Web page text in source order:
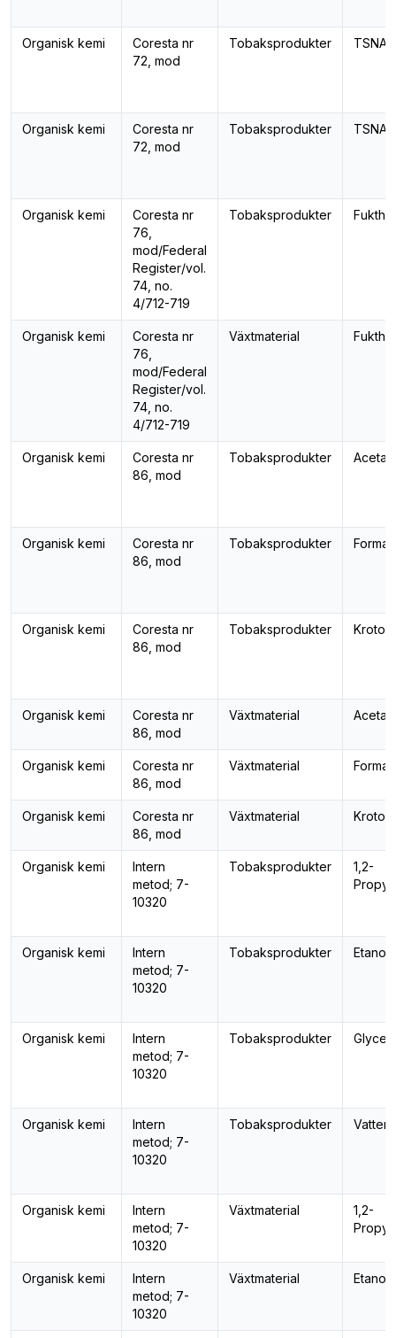
Organisk kemi
Coresta nr
72, mod
Tobaksprodukter TSNA-
Organisk kemi
Coresta nr
72, mod
Tobaksprodukter TSNA-
Organisk kemi
Coresta nr
76,
mod/Federal
Register/vol.
74, no.
4/712-719
Tobaksprodukter
Organisk kemi
Coresta nr
76,
mod/Federal
Register/vol.
74, no.
4/712-719
Växtmaterial
Organisk kemi
Coresta nr
86, mod
Tobaksprodukter
Organisk kemi
Coresta nr
86, mod
Tobaksprodukter
Organisk kemi
Coresta nr
86, mod
Tobaksprodukter
Organisk kemi
Coresta nr
86, mod
Växtmaterial
Organisk kemi
Coresta nr
86, mod
Växtmaterial
Organisk kemi
Coresta nr
86, mod
Växtmaterial
Organisk kemi
Intern
metod; 7-
10320
Tobaksprodukter
1,2-
Organisk kemi
Intern
metod; 7-
10320
Tobaksprodukter Etanol
Organisk kemi
Intern
metod; 7-
10320
Tobaksprodukter
Organisk kemi
Intern
metod; 7-
10320
Tobaksprodukter
Organisk kemi
Intern
metod; 7-
10320
Växtmaterial
1,2-
Organisk kemi
Intern
metod; 7-
10320
Växtmaterial Etanol